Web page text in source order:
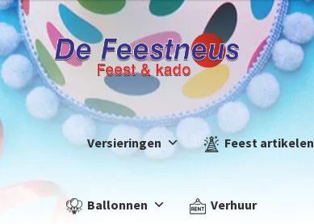
Versieringen Feest artikelen
Ballonnen Verhuur